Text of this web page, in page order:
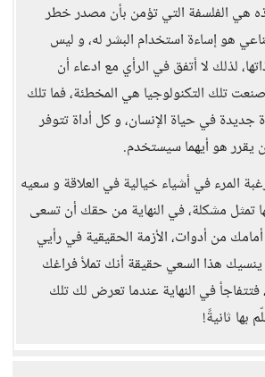
هي الفلسفة التي تؤمن بأن مصدر خطر
هو إساءة استخدام البشر له، و ليس
لذلك لا أتفق في الرأي مع ادعاء أن
تلك التكنولوجيا هي المخطئة، فما تلك
جديدة في حياة الإنسان، و كل أداة تتوفر
يقرر هو أيهما سيستخدم.
المرء في أشياء خيالية في العلاقة و سعيه
تمثل مشكلة، في النهاية من حقك أن تسعى
من أدوات، الأزمة الحقيقية في رأيي
هذا السعي حقيقة أنك تملأ فراغك
فتتفاجأ في النهاية عندما تعرض لك تلك
بها ثانيةً!